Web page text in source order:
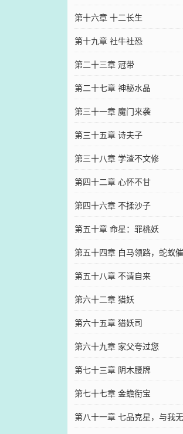
第十六章 十二长生
第十九章 社牛社恐
第二十三章 冠带
第二十七章 神秘水晶
第三十一章 魔门来袭
第三十五章 诗夫子
第三十八章 学渣不文修
第四十二章 心怀不甘
第四十六章 不揉沙子
第五十章 命星：罪桃妖
第五十四章 白马领路，蛇蚁
第五十八章 不请自来
第六十二章 猎妖
第六十五章 猎妖司
第六十九章 家父夸过您
第七十三章 阴木腰牌
第七十七章 金蟾衔宝
第八十一章 七品克星，与我